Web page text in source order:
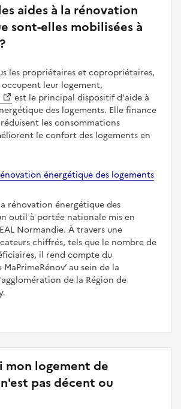
aides à la rénovation
sont-elles mobilisées à
les propriétaires et copropriétaires,
leur logement,
est le principal dispositif d'aide à
des logements. Elle finance
les consommations
le confort des logements en
énergétique des logements
rénovation énergétique des
outil à portée nationale mis en
Normandie. À travers une
chiffrés, tels que le nombre de
il rend compte du
au sein de la
de la Région de
mon logement de
pas décent ou